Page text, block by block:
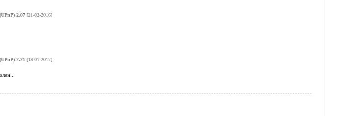
2.07[21-02-2016]
2.21 [18-01-2017]